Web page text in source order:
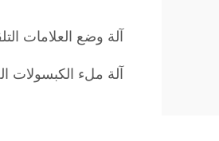
آلة وضع العلامات
آلة ملء الكبسولات